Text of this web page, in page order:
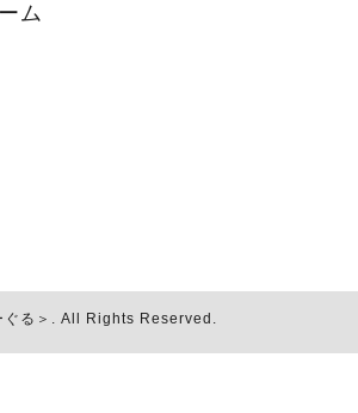
ム
る＞ . All Rights Reserved.